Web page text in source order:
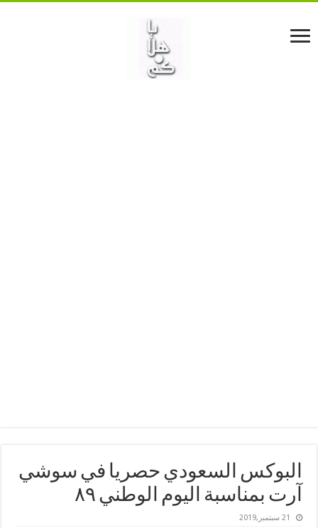
البوكس السعودي حصريا في سوشي
آرت بمناسبة اليوم الوطني ٨٩
21 سبتمبر,2019